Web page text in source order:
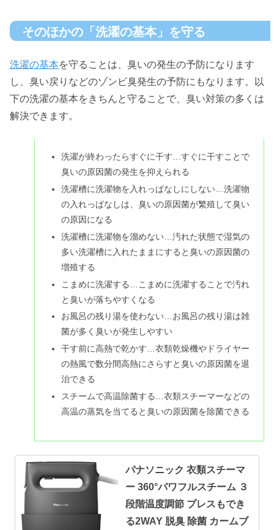
そのほかの「洗濯の基本」を守る
洗濯の基本を守ることは、臭いの発生の予防になります
し、臭い戻りなどのゾンビ臭発生の予防にもなります。以
下の洗濯の基本をきちんと守ることで、臭い対策の多くは
解決できます。
洗濯が終わったらすぐに干す…すぐに干すことで
臭いの原因菌の発生を抑えられる
洗濯槽に洗濯物を入れっぱなしにしない…洗濯物
の入れっぱなしは、臭いの原因菌が繁殖して臭い
の原因になる
洗濯槽に洗濯物を溜めない…汚れた状態で湿気の
多い洗濯槽に入れたままにすると臭いの原因菌の
増殖する
こまめに洗濯する…こまめに洗濯することで汚れ
と臭いが落ちやすくなる
お風呂の残り湯を使わない…お風呂の残り湯は雑
菌が多く臭いが発生しやすい
干す前に高熱で乾かす…衣類乾燥機やドライヤー
の熱風で数分間高熱にさらすと臭いの原因菌を退
治できる
スチームで高温除菌する…衣類スチーマーなどの
高温の蒸気を当てると臭いの原因菌を除菌できる
パナソニック 衣類スチーマ
ー 360°パワフルスチーム ３
段階温度調節 プレスもでき
る2WAY 脱臭 除菌 カームブ